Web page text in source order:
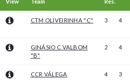
CTM OLIVEIRINHA "C" 3 4
GINÁSIO C VALBOM
"B"
2 4
CCR VÁLEGA 4 3